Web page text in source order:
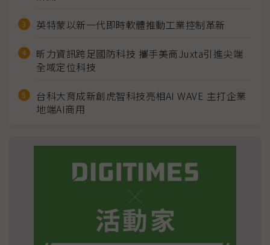
英特蒙以新一代即時軟體推動工業控制革新
昕力資訊跨足國防科技 攜手美商Juxta引進尖端
全域定位科技
台科大育成新創虎智科技亮相AI WAVE 主打企業
地端AI商用